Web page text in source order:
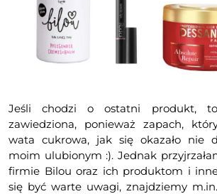
Jeśli chodzi o ostatni produkt,
zawiedziona, ponieważ zapach,
wata cukrowa, jak się okazało nie
moim ulubionym :). Jednak
firmie Bilou oraz ich produktom i
się być warte uwagi, znajdziemy